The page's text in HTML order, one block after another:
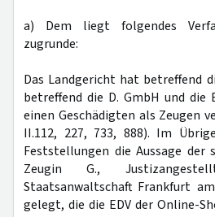
a) Dem liegt folgendes
zugrunde:
Das Landgericht hat betreffend
betreffend die D. GmbH und die
einen Geschädigten als Zeugen
II.112, 227, 733, 888). Im
Feststellungen die Aussage der
Zeugin G.,
Staatsanwaltschaft Frankfurt
gelegt, die die EDV der Online-